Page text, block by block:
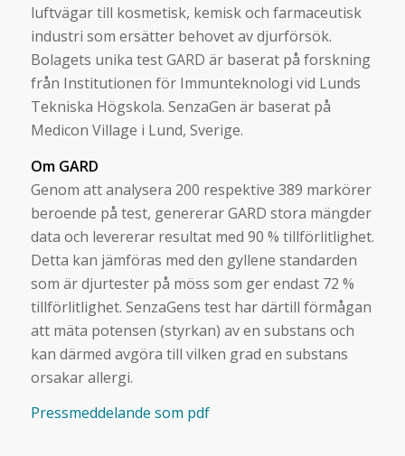
luftvägar till kosmetisk, kemisk och farmaceutisk
industri som ersätter behovet av djurförsök.
Bolagets unika test GARD är baserat på forskning
från Institutionen för Immunteknologi vid Lunds
Tekniska Högskola. SenzaGen är baserat på
Medicon Village i Lund, Sverige.
Om GARD
Genom att analysera 200 respektive 389 markörer
beroende på test, genererar GARD stora mängder
data och levererar resultat med 90 % tillförlitlighet.
Detta kan jämföras med den gyllene standarden
som är djurtester på möss som ger endast 72 %
tillförlitlighet. SenzaGens test har därtill förmågan
att mäta potensen (styrkan) av en substans och
kan därmed avgöra till vilken grad en substans
orsakar allergi.
Pressmeddelande som pdf